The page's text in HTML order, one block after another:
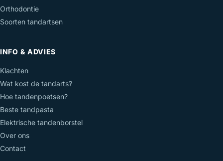
Orthodontie
Soorten tandartsen
INFO & ADVIES
Klachten
Wat kost de tandarts?
Hoe tandenpoetsen?
Beste tandpasta
Elektrische tandenborstel
Over ons
Contact